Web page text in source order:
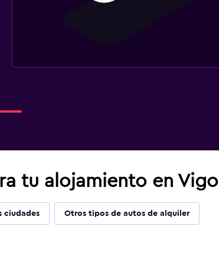
tu alojamiento en Vigo
ciudades Otros tipos de autos de alquiler